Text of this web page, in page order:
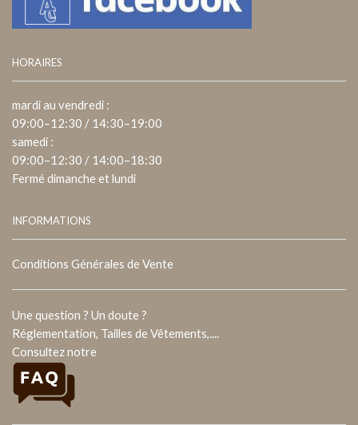
HORAIRES
mardi au vendredi :
09:00–12:30 / 14:30–19:00
samedi :
09:00–12:30 / 14:00–18:30
Fermé dimanche et lundi
INFORMATIONS
Conditions Générales de Vente
Une question ? Un doute ?
Réglementation, Tailles de Vêtements,....
Consultez notre